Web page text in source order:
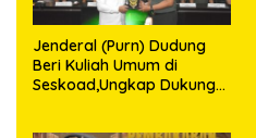
Jenderal (Purn) Dudung
Beri Kuliah Umum di
Seskoad,Ungkap Dukung